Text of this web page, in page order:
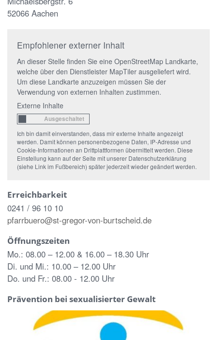
52066 Aachen
Empfohlener externer Inhalt
An dieser Stelle finden Sie eine OpenStreetMap Landkarte,
welche über den Dienstleister MapTiler ausgeliefert wird.
Um diese Landkarte anzuzeigen müssen Sie der
Verwendung von externen Inhalten zustimmen.
Externe Inhalte
Ich bin damit einverstanden, dass mir externe Inhalte angezeigt
werden. Damit können personenbezogene Daten, IP-Adresse und
Cookie-Informationen an Drittplattformen übermittelt werden. Diese
Einstellung kann auf der Seite mit unserer Datenschutzerklärung
(siehe Link im Fußbereich) später jederzeit wieder geändert werden.
Erreichbarkeit
0241 / 96 10 10
pfarrbuero@st-gregor-von-burtscheid.de
Öffnungszeiten
Mo.: 08.00 – 12.00 & 16.00 – 18.30 Uhr
Di. und Mi.: 10.00 – 12.00 Uhr
Do. und Fr.: 08.00 - 12.00 Uhr
Prävention bei sexualisierter Gewalt